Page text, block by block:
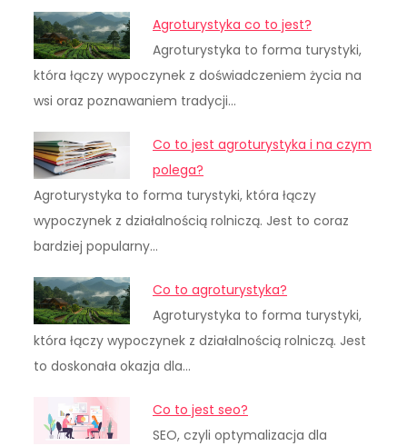
Agroturystyka co to jest?
Agroturystyka to forma turystyki,
która łączy wypoczynek z doświadczeniem życia na
wsi oraz poznawaniem tradycji…
Co to jest agroturystyka i na czym
polega?
Agroturystyka to forma turystyki, która łączy
wypoczynek z działalnością rolniczą. Jest to coraz
bardziej popularny…
Co to agroturystyka?
Agroturystyka to forma turystyki,
która łączy wypoczynek z działalnością rolniczą. Jest
to doskonała okazja dla…
Co to jest seo?
SEO, czyli optymalizacja dla